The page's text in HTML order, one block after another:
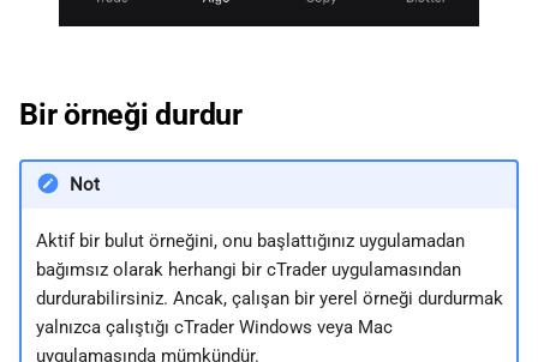
Bir örneği durdur
Not
Aktif bir bulut örneğini, onu başlattığınız uygulamadan
bağımsız olarak herhangi bir cTrader uygulamasından
durdurabilirsiniz. Ancak, çalışan bir yerel örneği durdurmak
yalnızca çalıştığı cTrader Windows veya Mac
uygulamasında mümkündür.